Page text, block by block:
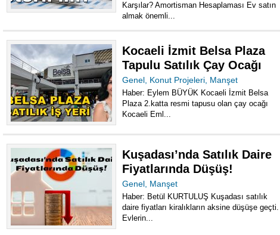
Karşılar? Amortisman Hesaplaması Ev satın
almak önemli...
Kocaeli İzmit Belsa Plaza
Tapulu Satılık Çay Ocağı
Genel Konut Projeleri Manşet
Haber: Eylem BÜYÜK Kocaeli İzmit Belsa
Plaza 2.katta resmi tapusu olan çay ocağı
Kocaeli Eml...
Kuşadası’nda Satılık Daire
Fiyatlarında Düşüş!
Genel Manşet
Haber: Betül KURTULUŞ Kuşadası satılık
daire fiyatları kiralıkların aksine düşüşe geçti.
Evlerin...